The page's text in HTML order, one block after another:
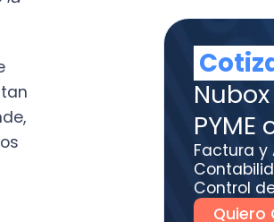
Control de Asistencia.
Quiero Cotizar